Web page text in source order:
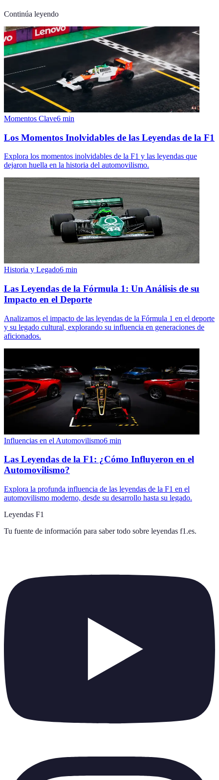
Continúa leyendo
Momentos Clave6 min
Los Momentos Inolvidables de las Leyendas de la F1
Explora los momentos inolvidables de la F1 y las leyendas que
dejaron huella en la historia del automovilismo.
Historia y Legado6 min
Las Leyendas de la Fórmula 1: Un Análisis de su
Impacto en el Deporte
Analizamos el impacto de las leyendas de la Fórmula 1 en el deporte
y su legado cultural, explorando su influencia en generaciones de
aficionados.
Influencias en el Automovilismo6 min
Las Leyendas de la F1: ¿Cómo Influyeron en el
Automovilismo?
Explora la profunda influencia de las leyendas de la F1 en el
automovilismo moderno, desde su desarrollo hasta su legado.
Leyendas F1
Tu fuente de información para saber todo sobre leyendas f1.es.